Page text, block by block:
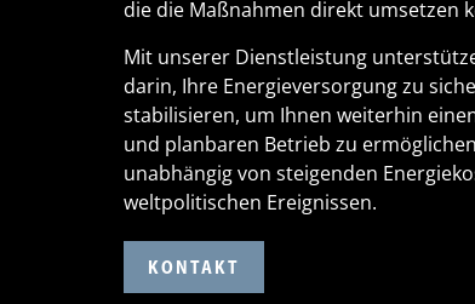
die die Maßnahmen direkt umsetzen
Mit unserer Dienstleistung
darin, Ihre Energieversorgung zu
stabilisieren, um Ihnen weiterhin
und planbaren Betrieb zu
unabhängig von steigenden
weltpolitischen Ereignissen.
KONTAKT